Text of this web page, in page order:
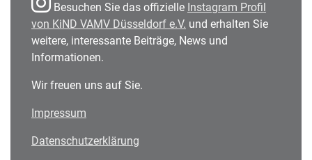
Besuchen Sie das offizielle Instagram Profil
von KiND VAMV Düsseldorf e.V. und erhalten Sie
weitere, interessante Beiträge, News und
Informationen.
Wir freuen uns auf Sie.
Impressum
Datenschutzerklärung